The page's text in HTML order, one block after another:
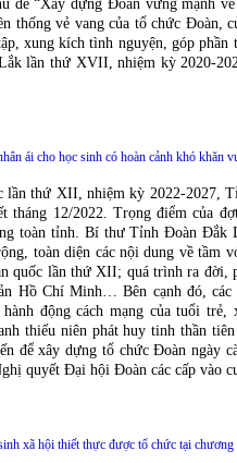
đề “Xây dựng Đoàn vững mạnh
thống vẻ vang của tổ chức Đoàn,
xung kích tình nguyện, góp
lần thứ XVII, nhiệm kỳ 2020-
ái cho học sinh có hoàn cảnh khó khăn
lần thứ XII, nhiệm kỳ 2022-2027,
tháng 12/2022. Trọng điểm của
toàn tỉnh. Bí thư Tỉnh Đoàn Đắk
toàn diện các nội dung về tầm
quốc lần thứ XII; quá trình ra đời,
Hồ Chí Minh… Bên cạnh đó,
động cách mạng của tuổi trẻ,
thiếu niên phát huy tinh thần
để xây dựng tổ chức Đoàn ngày
quyết Đại hội Đoàn các cấp vào
xã hội thiết thực được tổ chức tại